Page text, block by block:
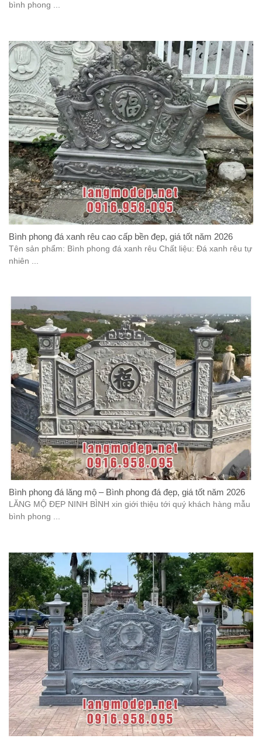
bình phong ...
Bình phong đá xanh rêu cao cấp bền đẹp, giá tốt năm 2026
Tên sản phẩm: Bình phong đá xanh rêu Chất liệu: Đá xanh rêu tự
nhiên ...
Bình phong đá lăng mộ – Bình phong đá đẹp, giá tốt năm 2026
LĂNG MỘ ĐẸP NINH BÌNH xin giới thiệu tới quý khách hàng mẫu
bình phong ...